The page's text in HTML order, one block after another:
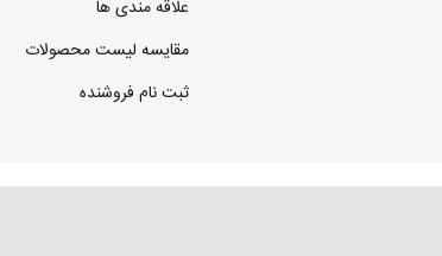
علاقه مندی ها
مقایسه لیست محصولات
ثبت نام فروشنده